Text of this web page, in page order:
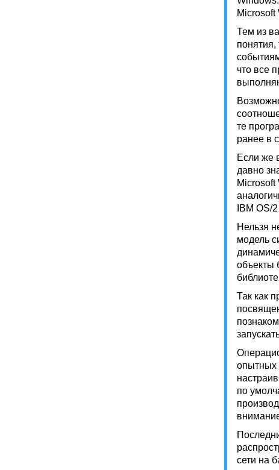
Microsoft
Тем из
что все
те
ранее в
Если же
давно
Microsoft
IBM OS/
Нельзя
модель
объекты
Так как
опытных
по
сети на